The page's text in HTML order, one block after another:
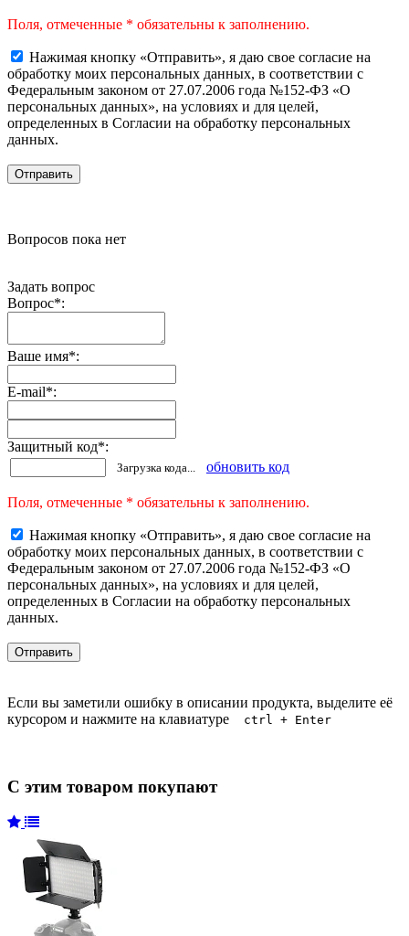
Поля, отмеченные * обязательны к заполнению.
Нажимая кнопку «Отправить», я даю свое согласие на
обработку моих персональных данных, в соответствии с
Федеральным законом от 27.07.2006 года №152-ФЗ «О
персональных данных», на условиях и для целей,
определенных в Согласии на обработку персональных
данных.
Вопросов пока нет
Задать вопрос
Вопрос*:
Ваше имя*:
E-mail*:
Защитный код*:
Загрузка кода... обновить код
Поля, отмеченные * обязательны к заполнению.
Нажимая кнопку «Отправить», я даю свое согласие на
обработку моих персональных данных, в соответствии с
Федеральным законом от 27.07.2006 года №152-ФЗ «О
персональных данных», на условиях и для целей,
определенных в Согласии на обработку персональных
данных.
Если вы заметили ошибку в описании продукта, выделите её
курсором и нажмите на клавиатуре
ctrl + Enter
С этим товаром покупают